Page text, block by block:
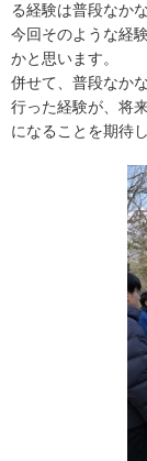
る経験は普段なか
今回そのような経
かと思います。
併せて、普段なか
行った経験が、将
になることを期待